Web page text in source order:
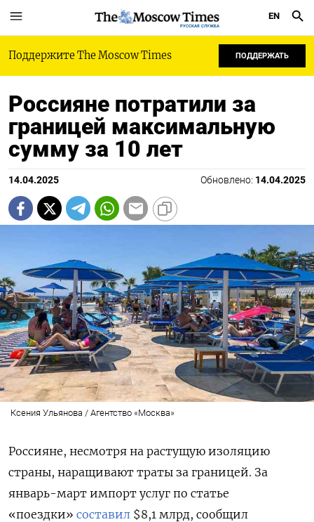
РУССКАЯ СЛУЖБА
EN
Поддержите The Moscow Times ПОДДЕРЖАТЬ
Россияне потратили за
границей максимальную
сумму за 10 лет
14.04.2025 Обновлено: 14.04.2025
Ксения Ульянова / Агентство «Москва»
Россияне, несмотря на растущую изоляцию
страны, наращивают траты за границей. За
январь-март импорт услуг по статье
«поездки» составил $8,1 млрд, сообщил